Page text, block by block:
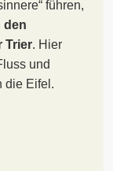
führen,
den
Trier. Hier
und
die Eifel.